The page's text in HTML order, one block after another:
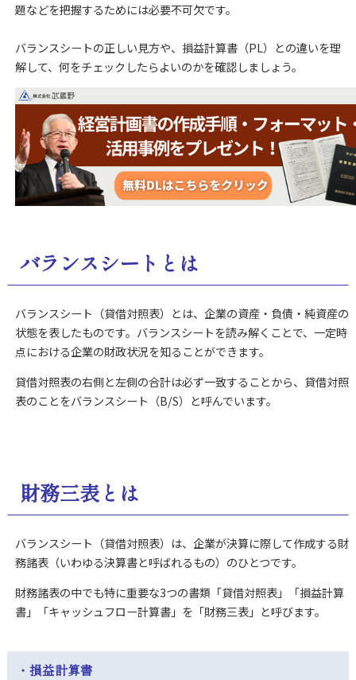
題などを把握するためには必要不可欠です。
バランスシートの正しい見方や、損益計算書（PL）との違いを理
解して、何をチェックしたらよいのかを確認しましょう。
バランスシートとは
バランスシート（貸借対照表）とは、企業の資産・負債・純資産の
状態を表したものです。バランスシートを読み解くことで、一定時
点における企業の財政状況を知ることができます。
貸借対照表の右側と左側の合計は必ず一致することから、貸借対照
表のことをバランスシート（B/S）と呼んでいます。
財務三表とは
バランスシート（貸借対照表）は、企業が決算に際して作成する財
務諸表（いわゆる決算書と呼ばれるもの）のひとつです。
財務諸表の中でも特に重要な3つの書類「貸借対照表」「損益計算
書」「キャッシュフロー計算書」を「財務三表」と呼びます。
・損益計算書